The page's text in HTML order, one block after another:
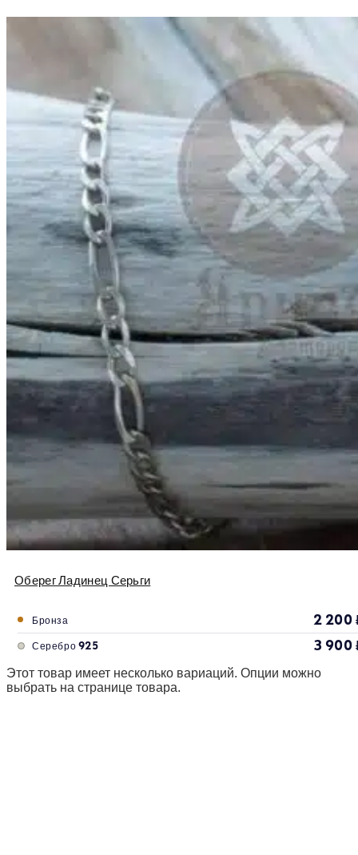
Оберег Ладинец Серьги
Бронза 2 200
Серебро 925 3 900
Этот товар имеет несколько вариаций. Опции можно
выбрать на странице товара.